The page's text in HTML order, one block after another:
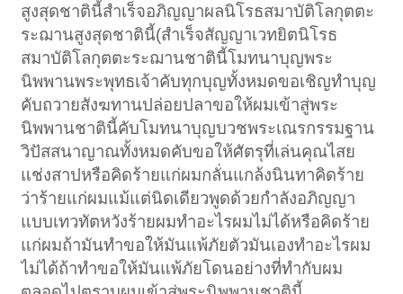
สูงสุดชาตินี้สำเร็จอภิญญาผลนิโรธสมาบัติโลกุตตะ
ระฌานสูงสุดชาตินี้(สำเร็จสัญญาเวทยิตนิโรธ
สมาบัติโลกุตตะระฌานชาตินี้โมทนาบุญพระ
นิพพานพระพุทธเจ้าคับทุกบุญทั้งหมดขอเชิญทำบุญ
คับถวายสังฆทานปล่อยปลาขอให้ผมเข้าสู่พระ
นิพพานชาตินี้คับโมทนาบุญบวชพระเณรกรรมฐาน
วิปัสสนาญาณทั้งหมดคับขอให้ศัตรุที่เล่นคุณไสย
แช่งสาปหรือคิดร้ายแก่ผมกลั่นแกล้งนินทาคิดร้าย
ว่าร้ายแก่ผมแม้แต่นิดเดียวพูดด้วยกำลังอภิญญา
แบบเทวทัตหวังร้ายผมทำอะไรผมไม่ได้หรือคิดร้าย
แก่ผมถ้ามันทำขอให้มันแพ้ภัยตัวมันเองทำอะไรผม
ไม่ได้ถ้าทำขอให้มันแพ้ภัยโดนอย่างที่ทำกับผม